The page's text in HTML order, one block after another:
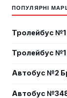
ПОПУЛЯРНІ
Тролейбус №1
Тролейбус №1
Автобус №2
Автобус №348